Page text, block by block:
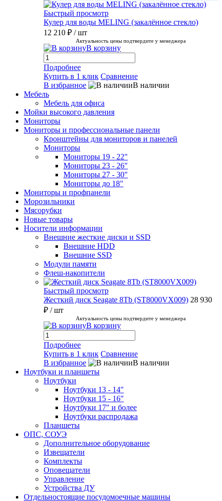
Быстрый просмотр
Кулер для воды MELING (закалённое стекло)
12 210 ₽ / шт
Актуальность цены подтвердите у менеджера
В корзину
Подробнее
Купить в 1 клик Сравнение
В избранное
В наличии
Мебель
Мебель для офиса
Мойки высокого давления
Мониторы
Мониторы и профессиональные панели
Кронштейны для мониторов и панелей
Мониторы
Мониторы 19 - 22"
Мониторы 23 - 26"
Мониторы 27 - 30"
Мониторы до 18"
Мониторы и профпанели
Морозильники
Мясорубки
Новые товары
Носители информации
Внешние жесткие диски и SSD
Внешние HDD
Внешние SSD
Модули памяти
Флеш-накопители
Быстрый просмотр
Жесткий диск Seagate 8Tb (ST8000VX009) 28 930
₽ / шт
Актуальность цены подтвердите у менеджера
В корзину
Подробнее
Купить в 1 клик Сравнение
В избранное
В наличии
Ноутбуки и планшеты
Ноутбуки
Ноутбуки 13 - 14"
Ноутбуки 15 - 16"
Ноутбуки 17" и более
Ноутбуки распродажа
Планшеты
ОПС, СОУЭ
Дополнительное оборудование
Извещатели
Комплекты
Оповещатели
Управление
Устройства ДУ
Отдельностоящие посудомоечные машины